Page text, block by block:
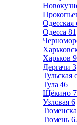
Одесская
Одесса 81
Харьков
Дергачи 3
Тульская
Тула 46
Щёкино 7
Узловая 6
Тюмень